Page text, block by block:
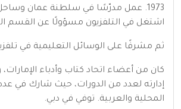
1973. عمل مدرّسًا في سلطنة عمان
اشتغل في التلفزيون مسؤولًا عن القسم
ثم مشرفًا على الوسائل التعليمية في
كان من أعضاء اتحاد كتاب وأدباء
إدارته لعدد من الدورات، حيث شارك في
المحلية والعربية. توفي في دبي.